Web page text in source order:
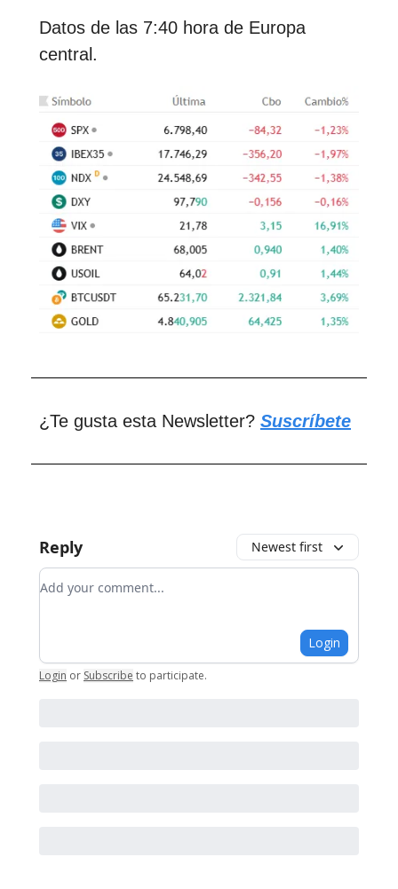
Datos de las 7:40 hora de Europa
central.
¿Te gusta esta Newsletter? Suscríbete
Reply Newest first
Add your comment
Login
Login or Subscribe to participate.